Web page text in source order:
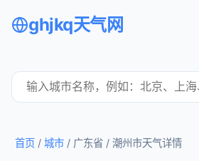
ghjkq天气网
首页 / 城市 / 广东省 / 潮州市天气详情